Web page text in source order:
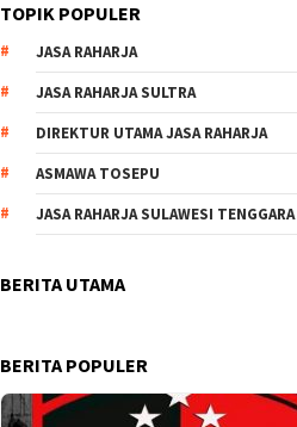
TOPIK POPULER
JASA RAHARJA
JASA RAHARJA SULTRA
DIREKTUR UTAMA JASA RAHARJA
ASMAWA TOSEPU
JASA RAHARJA SULAWESI TENGGARA
BERITA UTAMA
BERITA POPULER